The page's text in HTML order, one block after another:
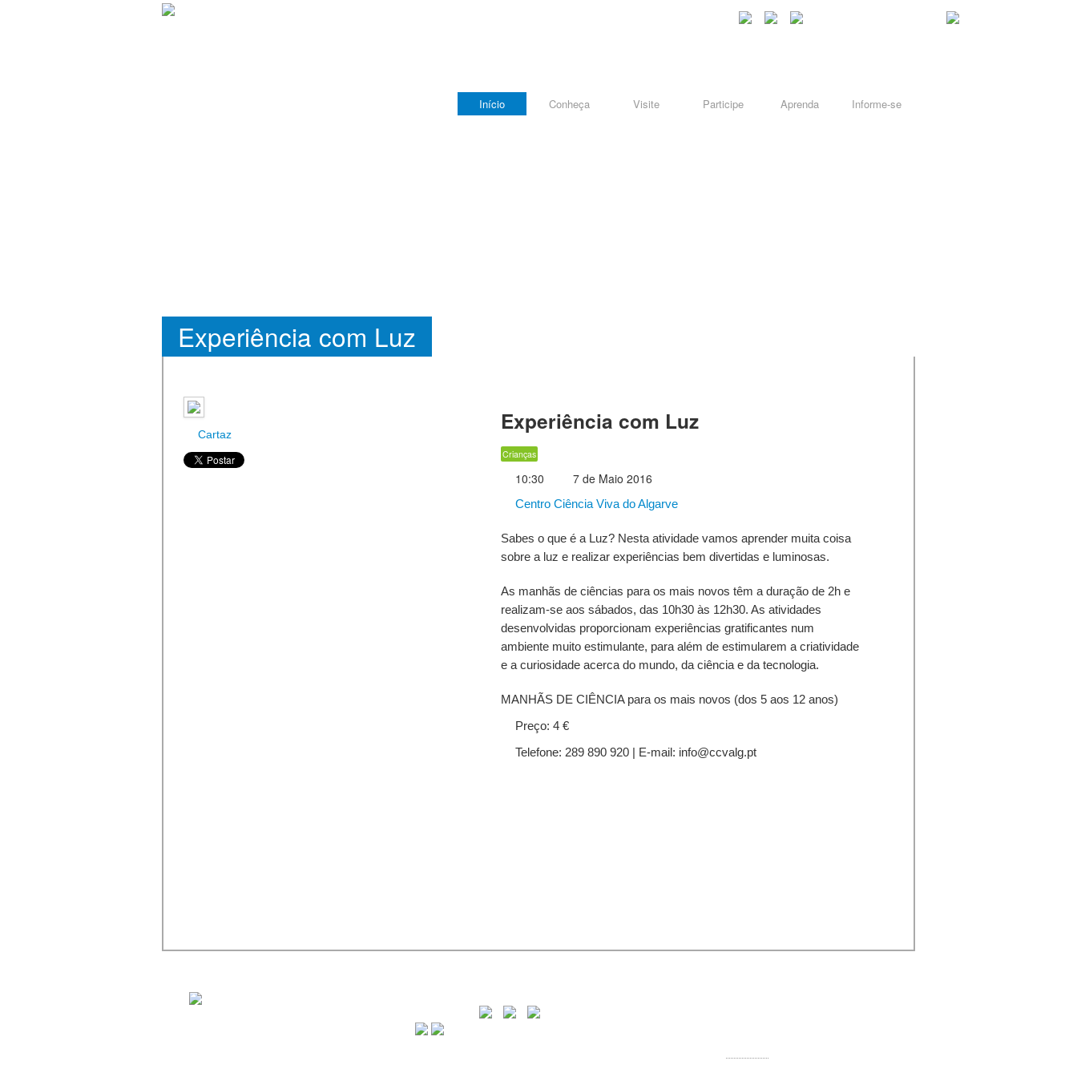
Início Conheça Visite Participe Aprenda Informe-se
Experiência com Luz
Cartaz Experiência com Luz
Crianças
10:30 7 de Maio 2016
Centro Ciência Viva do Algarve
Sabes o que é a Luz? Nesta atividade vamos aprender muita coisa
sobre a luz e realizar experiências bem divertidas e luminosas.
As manhãs de ciências para os mais novos têm a duração de 2h e
realizam-se aos sábados, das 10h30 às 12h30. As atividades
desenvolvidas proporcionam experiências gratificantes num
ambiente muito estimulante, para além de estimularem a criatividade
e a curiosidade acerca do mundo, da ciência e da tecnologia.
MANHÃS DE CIÊNCIA para os mais novos (dos 5 aos 12 anos)
Preço: 4 €
Telefone: 289 890 920 | E-mail: info@ccvalg.pt